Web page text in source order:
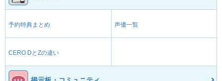
予約特典まとめ 声優一覧
CERO DとZの違い